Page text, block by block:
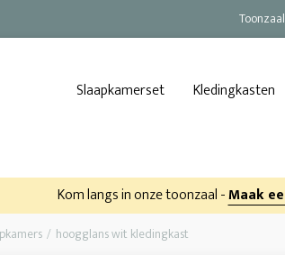
Slaapkamerset Kledingkasten
Kom langs in onze toonzaal -Maak
hoogglans wit kledingkast